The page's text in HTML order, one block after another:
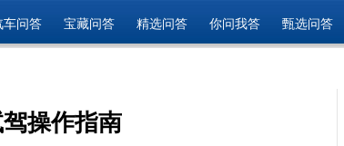
车问答 宝藏问答 精选问答 你问我答 甄选问答
操作指南